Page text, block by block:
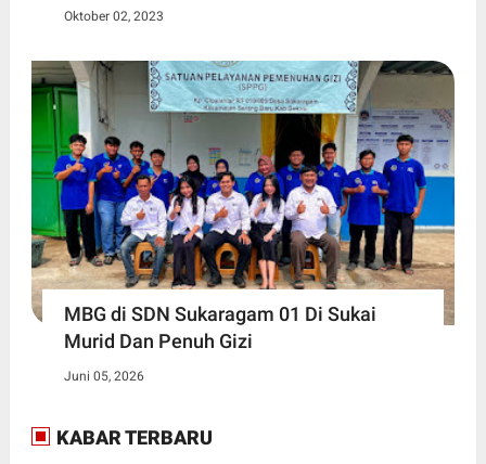
Oktober 02, 2023
MBG di SDN Sukaragam 01 Di Sukai
Murid Dan Penuh Gizi
Juni 05, 2026
KABAR TERBARU